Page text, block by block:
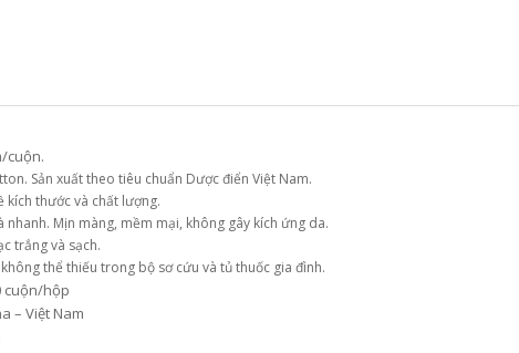
cuộn.
Sản xuất theo tiêu chuẩn Dược điển Việt Nam.
kích thước và chất lượng.
nhanh. Mịn màng, mềm mại, không gây kích ứng da.
trắng và sạch.
thể thiếu trong bộ sơ cứu và tủ thuốc gia đình.
cuộn/hộp
– Việt Nam